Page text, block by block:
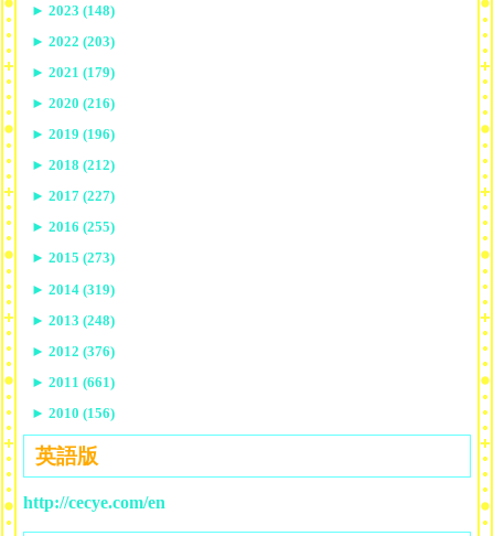
► 2023 (148)
► 2022 (203)
► 2021 (179)
► 2020 (216)
► 2019 (196)
► 2018 (212)
► 2017 (227)
► 2016 (255)
► 2015 (273)
► 2014 (319)
► 2013 (248)
► 2012 (376)
► 2011 (661)
► 2010 (156)
英語版
http://cecye.com/en